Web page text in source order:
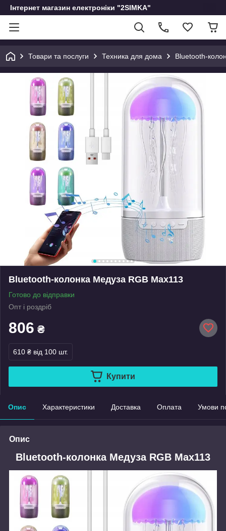
Інтернет магазин електроніки "2SIMKA"
Товари та послуги Техника для дома Bluetooth-
Bluetooth-колонка Медуза RGB Max113
Готово до відправки
Опт і роздріб
806 ₴
610 ₴ від 100 шт.
Купити
Опис Характеристики Доставка Оплата Умови
Опис
Bluetooth-колонка Медуза RGB Max113